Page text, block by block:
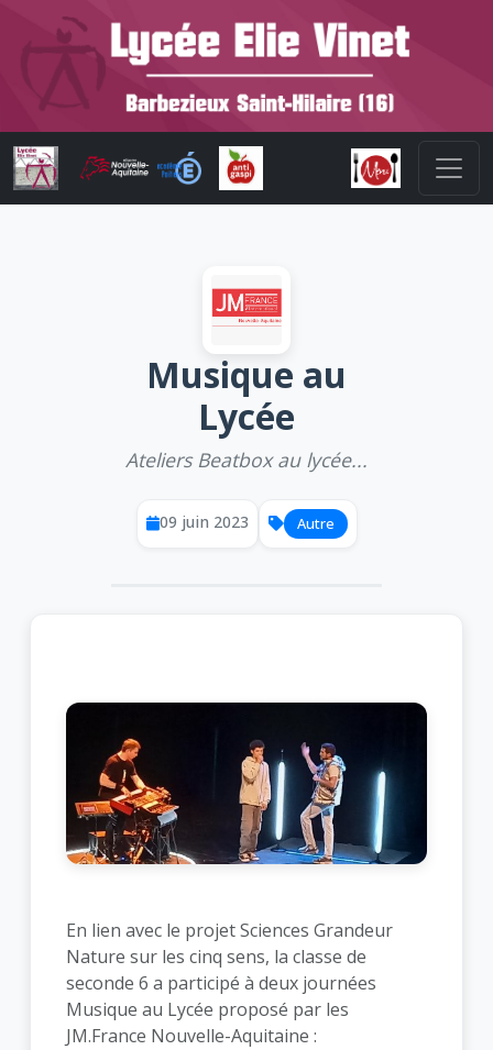
Musique au
Lycée
Ateliers Beatbox au lycée...
09 juin 2023 Autre
En lien avec le projet Sciences Grandeur
Nature sur les cinq sens, la classe de
seconde 6 a participé à deux journées
Musique au Lycée proposé par les
JM.France Nouvelle-Aquitaine :